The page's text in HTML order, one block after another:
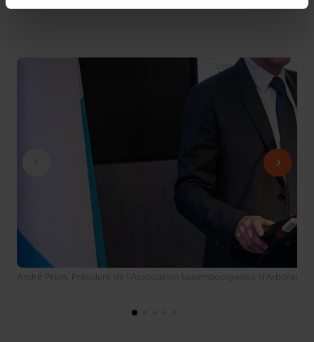
vos données personnelles, vous pouvez consulter notre
André Prüm, Président de l’Association Luxembourgeoise d’Arbitrage